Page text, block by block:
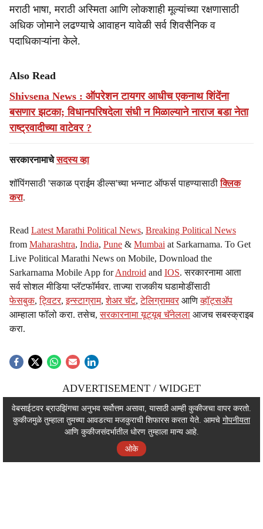
मराठी भाषा, मराठी अस्मिता आणि लोकशाही मूल्यांच्या रक्षणासाठी
अधिक जोमाने लढण्याचे आवाहन यावेळी सर्व शिवसैनिक व
पदाधिकाऱ्यांना केले.
Also Read
Shivsena News : ऑपरेशन टायगर आधीच एकनाथ शिंदेंना
बसणार झटका; विधानपरिषदेला संधी न मिळाल्याने नाराज बडा नेता
राष्ट्रवादीच्या वाटेवर ?
सरकारनामाचेसदस्य व्हा
शॉपिंगसाठी 'सकाळ प्राईम डील्स'च्या भन्नाट ऑफर्स पाहण्यासाठीक्लिक
करा.
Read Latest Marathi Political News, Breaking Political News
from Maharashtra, India, Pune & Mumbai at Sarkarnama. To Get
Live Political Marathi News on Mobile, Download the
Sarkarnama Mobile App forAndroid and IOS. सरकारनामा आता
सर्व सोशल मीडिया प्लॅटफॉर्मवर. ताज्या राजकीय घडामोडींसाठी
फेसबुक,ट्विटर,इन्स्टाग्राम,शेअर चॅट,टेलिग्रामवर आणिव्हॉट्सॲप
आम्हाला फॉलो करा. तसेच,सरकारनामा यूट्यूब चॅनेलला आजच सबस्क्राइब
करा.
ADVERTISEMENT / WIDGET
ADVERTISEMENT / WIDGET
ADVERTISEMENT / WIDGET
वेबसाईटवर ब्राउझिंगचा अनुभव सर्वोत्तम असावा, यासाठी आम्ही कुकीजचा वापर करतो.
कुकीजमुळे तुम्हाला तुमच्या आवडत्या मजकुराची शिफारस करता येते. आमचे गोपनीयता
आणि कुकीजसंदर्भातील धोरण तुम्हाला मान्य आहे.
ओके